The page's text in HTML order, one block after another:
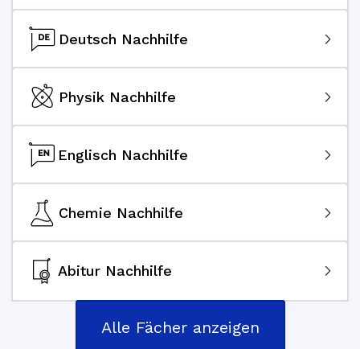
Deutsch Nachhilfe
Physik Nachhilfe
Englisch Nachhilfe
Chemie Nachhilfe
Abitur Nachhilfe
Alle Fächer anzeigen